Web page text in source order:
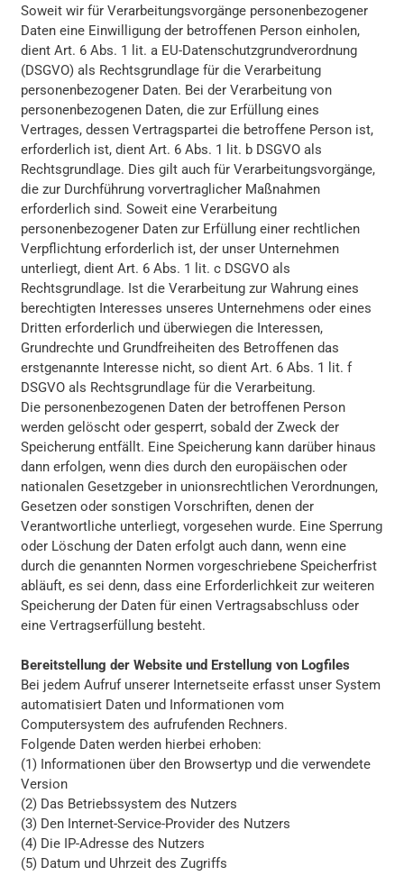
Soweit wir für Verarbeitungsvorgänge personenbezogener
Daten eine Einwilligung der betroffenen Person einholen,
dient Art. 6 Abs. 1 lit. a EU-Datenschutzgrundverordnung
(DSGVO) als Rechtsgrundlage für die Verarbeitung
personenbezogener Daten. Bei der Verarbeitung von
personenbezogenen Daten, die zur Erfüllung eines
Vertrages, dessen Vertragspartei die betroffene Person ist,
erforderlich ist, dient Art. 6 Abs. 1 lit. b DSGVO als
Rechtsgrundlage. Dies gilt auch für Verarbeitungsvorgänge,
die zur Durchführung vorvertraglicher Maßnahmen
erforderlich sind. Soweit eine Verarbeitung
personenbezogener Daten zur Erfüllung einer rechtlichen
Verpflichtung erforderlich ist, der unser Unternehmen
unterliegt, dient Art. 6 Abs. 1 lit. c DSGVO als
Rechtsgrundlage. Ist die Verarbeitung zur Wahrung eines
berechtigten Interesses unseres Unternehmens oder eines
Dritten erforderlich und überwiegen die Interessen,
Grundrechte und Grundfreiheiten des Betroffenen das
erstgenannte Interesse nicht, so dient Art. 6 Abs. 1 lit. f
DSGVO als Rechtsgrundlage für die Verarbeitung.
Die personenbezogenen Daten der betroffenen Person
werden gelöscht oder gesperrt, sobald der Zweck der
Speicherung entfällt. Eine Speicherung kann darüber hinaus
dann erfolgen, wenn dies durch den europäischen oder
nationalen Gesetzgeber in unionsrechtlichen Verordnungen,
Gesetzen oder sonstigen Vorschriften, denen der
Verantwortliche unterliegt, vorgesehen wurde. Eine Sperrung
oder Löschung der Daten erfolgt auch dann, wenn eine
durch die genannten Normen vorgeschriebene Speicherfrist
abläuft, es sei denn, dass eine Erforderlichkeit zur weiteren
Speicherung der Daten für einen Vertragsabschluss oder
eine Vertragserfüllung besteht.
Bereitstellung der Website und Erstellung von Logfiles
Bei jedem Aufruf unserer Internetseite erfasst unser System
automatisiert Daten und Informationen vom
Computersystem des aufrufenden Rechners.
Folgende Daten werden hierbei erhoben:
(1) Informationen über den Browsertyp und die verwendete
Version
(2) Das Betriebssystem des Nutzers
(3) Den Internet-Service-Provider des Nutzers
(4) Die IP-Adresse des Nutzers
(5) Datum und Uhrzeit des Zugriffs